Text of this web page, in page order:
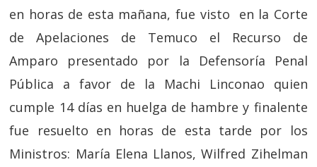
en horas de esta mañana, fue visto en la Corte
de Apelaciones de Temuco el Recurso de
Amparo presentado por la Defensoría Penal
Pública a favor de la Machi Linconao quien
cumple 14 días en huelga de hambre y finalente
fue resuelto en horas de esta tarde por los
Ministros: María Elena Llanos, Wilfred Zihelman